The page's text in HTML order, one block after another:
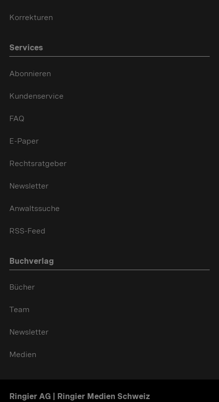
Korrekturen
Services
Abonnieren
Kundenservice
FAQ
E-Paper
Rechtsratgeber
Newsletter
Anwaltssuche
RSS-Feed
Buchverlag
Bücher
Team
Newsletter
Medien
Ringier AG | Ringier Medien Schweiz